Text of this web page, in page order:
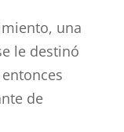
una
le destinó
de